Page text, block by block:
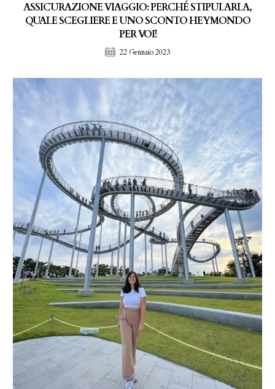
ASSICURAZIONE VIAGGIO: PERCHÉ STIPULARLA,
QUALE SCEGLIERE E UNO SCONTO HEYMONDO
PER VOI!
22 Gennaio 2023